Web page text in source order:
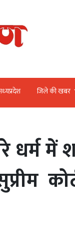
जिले की खबर
धर्म में